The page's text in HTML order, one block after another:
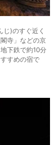
)のすぐ近く
寺」などの京
下鉄で約10分
すめの宿で